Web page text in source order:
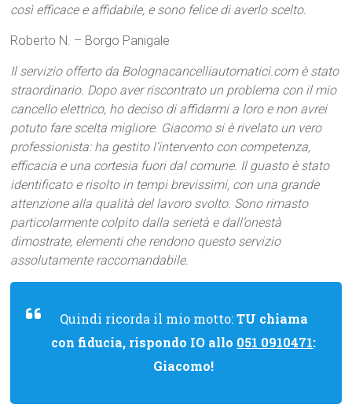
così efficace e affidabile, e sono felice di averlo scelto.
Roberto N. – Borgo Panigale
Il servizio offerto da Bolognacancelliautomatici.com è stato
straordinario. Dopo aver riscontrato un problema con il mio
cancello elettrico, ho deciso di affidarmi a loro e non avrei
potuto fare scelta migliore. Giacomo si è rivelato un vero
professionista: ha gestito l’intervento con competenza,
efficacia e una cortesia fuori dal comune. Il guasto è stato
identificato e risolto in tempi brevissimi, con una grande
attenzione alla qualità del lavoro svolto. Sono rimasto
particolarmente colpito dalla serietà e dall’onestà
dimostrate, elementi che rendono questo servizio
assolutamente raccomandabile.
Quindi ricorda il mio motto:TU chiama
con fiducia, rispondo IO allo 051 0910471:
Giacomo!